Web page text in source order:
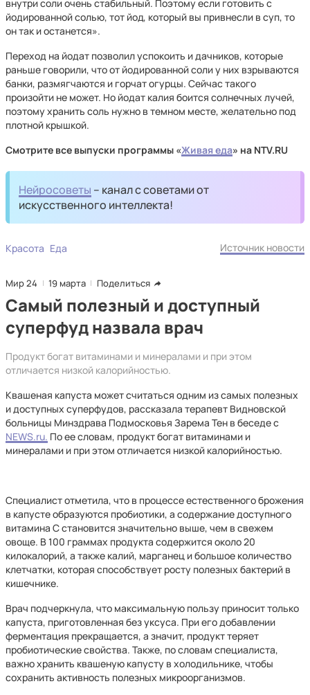
внутри соли очень стабильный. Поэтому если готовить с
йодированной солью, тот йод, который вы привнесли в суп, то
он так и останется».
Переход на йодат позволил успокоить и дачников, которые
раньше говорили, что от йодированной соли у них взрываются
банки, размягчаются и горчат огурцы. Сейчас такого
произойти не может. Но йодат калия боится солнечных лучей,
поэтому хранить соль нужно в темном месте, желательно под
плотной крышкой.
Смотрите все выпуски программы «Живая еда» на NTV.RU
Нейросоветы – канал с советами от
искусственного интеллекта!
Красота Еда Источник новости
Мир 24 19 марта Поделиться
Самый полезный и доступный
суперфуд назвала врач
Продукт богат витаминами и минералами и при этом
отличается низкой калорийностью.
Квашеная капуста может считаться одним из самых полезных
и доступных суперфудов, рассказала терапевт Видновской
больницы Минздрава Подмосковья Зарема Тен в беседе с
NEWS.ru. По ее словам, продукт богат витаминами и
минералами и при этом отличается низкой калорийностью.
Специалист отметила, что в процессе естественного брожения
в капусте образуются пробиотики, а содержание доступного
витамина С становится значительно выше, чем в свежем
овоще. В 100 граммах продукта содержится около 20
килокалорий, а также калий, марганец и большое количество
клетчатки, которая способствует росту полезных бактерий в
кишечнике.
Врач подчеркнула, что максимальную пользу приносит только
капуста, приготовленная без уксуса. При его добавлении
ферментация прекращается, а значит, продукт теряет
пробиотические свойства. Также, по словам специалиста,
важно хранить квашеную капусту в холодильнике, чтобы
сохранить активность полезных микроорганизмов.